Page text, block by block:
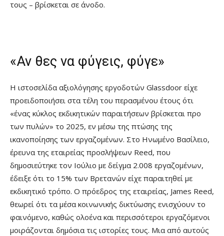
τους – βρίσκεται σε άνοδο.
«Αν θες να φύγεις, φύγε»
Η ιστοσελίδα αξιολόγησης εργοδοτών Glassdoor είχε
προειδοποιήσει στα τέλη του περασμένου έτους ότι
«ένας κύκλος εκδικητικών παραιτήσεων βρίσκεται προ
των πυλών» το 2025, εν μέσω της πτώσης της
ικανοποίησης των εργαζομένων. Στο Ηνωμένο Βασίλειο,
έρευνα της εταιρείας προσλήψεων Reed, που
δημοσιεύτηκε τον Ιούλιο με δείγμα 2.008 εργαζομένων,
έδειξε ότι το 15% των Βρετανών είχε παραιτηθεί με
εκδικητικό τρόπο. Ο πρόεδρος της εταιρείας, James Reed,
θεωρεί ότι τα μέσα κοινωνικής δικτύωσης ενισχύουν το
φαινόμενο, καθώς ολοένα και περισσότεροι εργαζόμενοι
μοιράζονται δημόσια τις ιστορίες τους. Μια από αυτούς